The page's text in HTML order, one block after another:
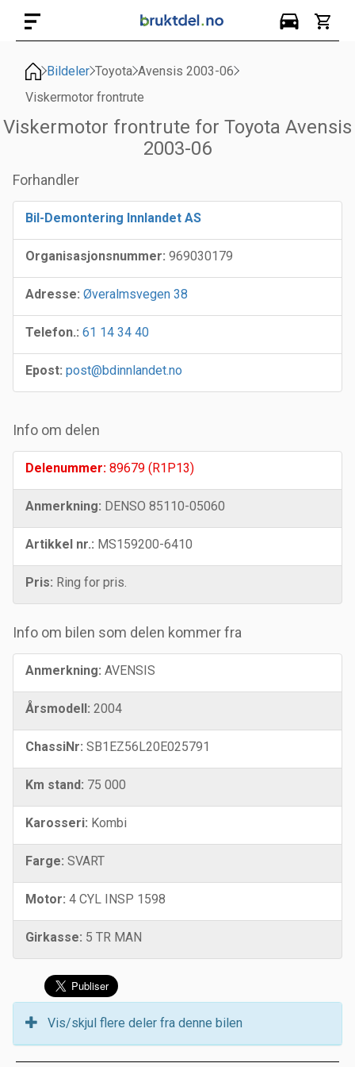
Bildeler Toyota Avensis 2003-06
Viskermotor frontrute
Viskermotor frontrute for Toyota Avensis
2003-06
Forhandler
Bil-Demontering Innlandet AS
Organisasjonsnummer: 969030179
Adresse: Øveralmsvegen 38
Telefon.: 61 14 34 40
Epost: post@bdinnlandet.no
Info om delen
Delenummer: 89679 (R1P13)
Anmerkning: DENSO 85110-05060
Artikkel nr.: MS159200-6410
Pris: Ring for pris.
Info om bilen som delen kommer fra
Anmerkning: AVENSIS
Årsmodell: 2004
ChassiNr: SB1EZ56L20E025791
Km stand: 75 000
Karosseri: Kombi
Farge: SVART
Motor: 4 CYL INSP 1598
Girkasse: 5 TR MAN
Vis/skjul flere deler fra denne bilen